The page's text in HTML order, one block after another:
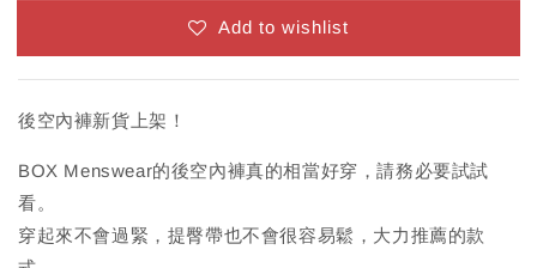
Add to wishlist
後空內褲新貨上架！
BOX Menswear的後空內褲真的相當好穿，請務必要試試
看。
穿起來不會過緊，提臀帶也不會很容易鬆，大力推薦的款